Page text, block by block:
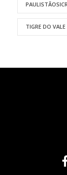
TIGRE DO VALE